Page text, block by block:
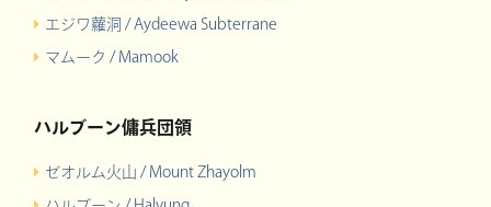
エジワ蘿洞 / Aydeewa Subterrane
マムーク / Mamook
ハルブーン傭兵団領
ゼオルム火山 / Mount Zhayolm